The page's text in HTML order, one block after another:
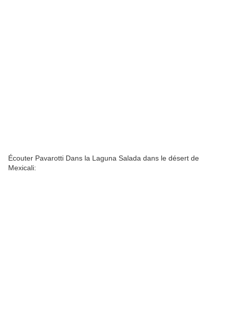
Écouter Pavarotti Dans la Laguna Salada dans le désert de
Mexicali: